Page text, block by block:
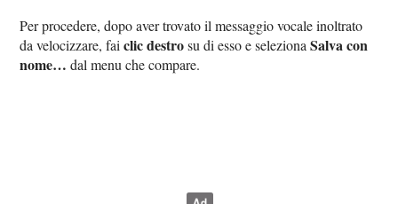
Per procedere, dopo aver trovato il messaggio vocale inoltrato
da velocizzare, faiclic destrosu di esso e selezionaSalva con
nome… dal menu che compare.